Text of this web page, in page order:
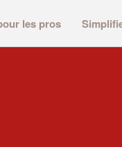
les pros